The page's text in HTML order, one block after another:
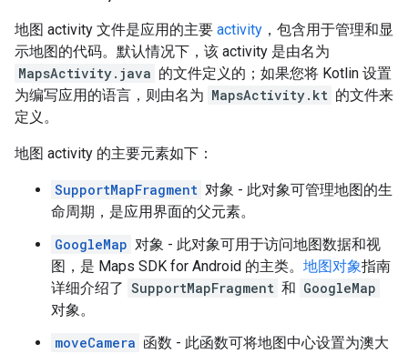
地图 activity 文件是应用的主要 activity ，包含用于管理和显
示地图的代码。默认情况下，该 activity 是由名为
MapsActivity.java 的文件定义的；如果您将 Kotlin 设置
为编写应用的语言，则由名为 MapsActivity.kt 的文件来
定义。
地图 activity 的主要元素如下：
SupportMapFragment 对象 - 此对象可管理地图的生
命周期，是应用界面的父元素。
GoogleMap 对象 - 此对象可用于访问地图数据和视
图，是 Maps SDK for Android 的主类。 地图对象指南
详细介绍了 SupportMapFragment 和 GoogleMap
对象。
moveCamera 函数 - 此函数可将地图中心设置为澳大